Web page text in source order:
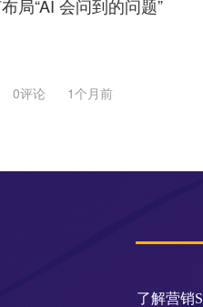
局“AI 会问到的问题”
0评论 1个月前
了解营销